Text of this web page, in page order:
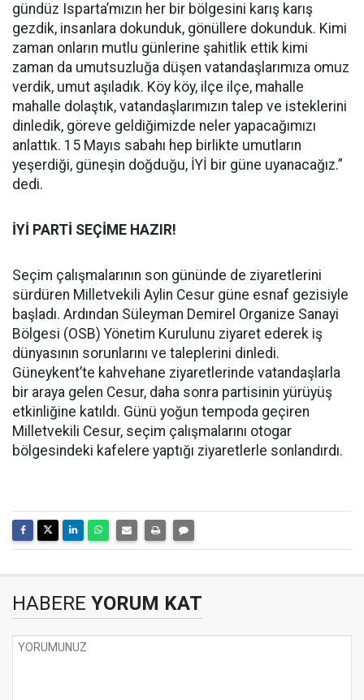
gündüz Isparta’mızın her bir bölgesini karış karış
gezdik, insanlara dokunduk, gönüllere dokunduk. Kimi
zaman onların mutlu günlerine şahitlik ettik kimi
zaman da umutsuzluğa düşen vatandaşlarımıza omuz
verdik, umut aşıladık. Köy köy, ilçe ilçe, mahalle
mahalle dolaştık, vatandaşlarımızın talep ve isteklerini
dinledik, göreve geldiğimizde neler yapacağımızı
anlattık. 15 Mayıs sabahı hep birlikte umutların
yeşerdiği, güneşin doğduğu, İYİ bir güne uyanacağız.”
dedi.
İYİ PARTİ SEÇİME HAZIR!
Seçim çalışmalarının son gününde de ziyaretlerini
sürdüren Milletvekili Aylin Cesur güne esnaf gezisiyle
başladı. Ardından Süleyman Demirel Organize Sanayi
Bölgesi (OSB) Yönetim Kurulunu ziyaret ederek iş
dünyasının sorunlarını ve taleplerini dinledi.
Güneykent’te kahvehane ziyaretlerinde vatandaşlarla
bir araya gelen Cesur, daha sonra partisinin yürüyüş
etkinliğine katıldı. Günü yoğun tempoda geçiren
Milletvekili Cesur, seçim çalışmalarını otogar
bölgesindeki kafelere yaptığı ziyaretlerle sonlandırdı.
HABERE YORUM KAT